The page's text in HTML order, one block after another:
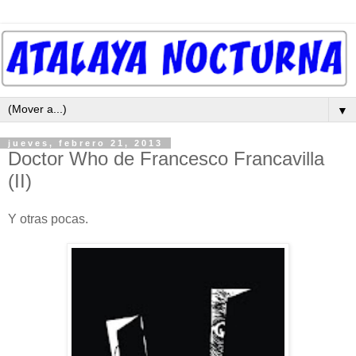
▼
jueves, febrero 21, 2013
Doctor Who de Francesco Francavilla
(II)
Y otras pocas.